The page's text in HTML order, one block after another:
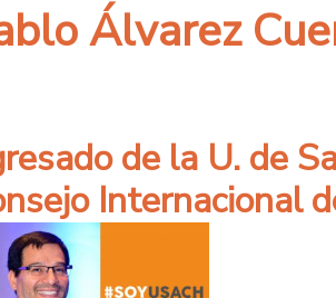
Álvarez
de la U. de
Internacional